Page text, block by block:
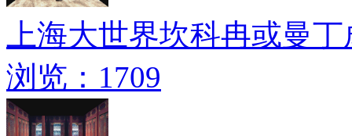
上海大世界坎科冉或曼
浏览：1709